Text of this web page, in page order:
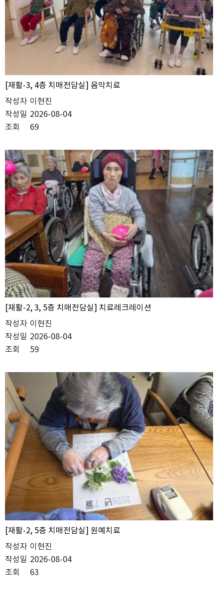
[재활-3, 4층 치매전담실] 음악치료
작성자 이현진
작성일 2026-08-04
조회
69
[재활-2, 3, 5층 치매전담실] 치료레크레이션
작성자 이현진
작성일 2026-08-04
조회
59
[재활-2, 5층 치매전담실] 원예치료
작성자 이현진
작성일 2026-08-04
조회
63